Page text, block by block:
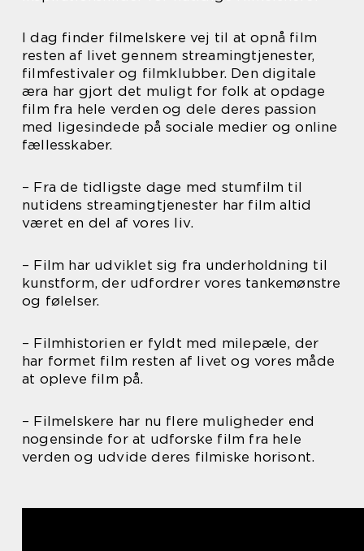
I dag finder filmelskere vej til at opnå film
resten af livet gennem streamingtjenester,
filmfestivaler og filmklubber. Den digitale
æra har gjort det muligt for folk at opdage
film fra hele verden og dele deres passion
med ligesindede på sociale medier og online
fællesskaber.
– Fra de tidligste dage med stumfilm til
nutidens streamingtjenester har film altid
været en del af vores liv.
– Film har udviklet sig fra underholdning til
kunstform, der udfordrer vores tankemønstre
og følelser.
– Filmhistorien er fyldt med milepæle, der
har formet film resten af livet og vores måde
at opleve film på.
– Filmelskere har nu flere muligheder end
nogensinde for at udforske film fra hele
verden og udvide deres filmiske horisont.